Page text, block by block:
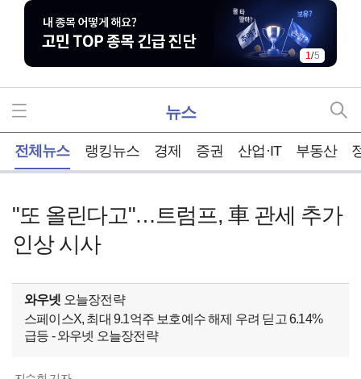
1/5
뉴스
전체뉴스 랭킹뉴스 경제 증권 산업·IT 부동산
"또 올린다고"…트럼프, 車 관세 추가
인상 시사
와우넷 오늘장전략
스페이스X, 최대 9.1억주 보호예수 해제 우려 딛고 6.14%
급등 - 와우넷 오늘장전략